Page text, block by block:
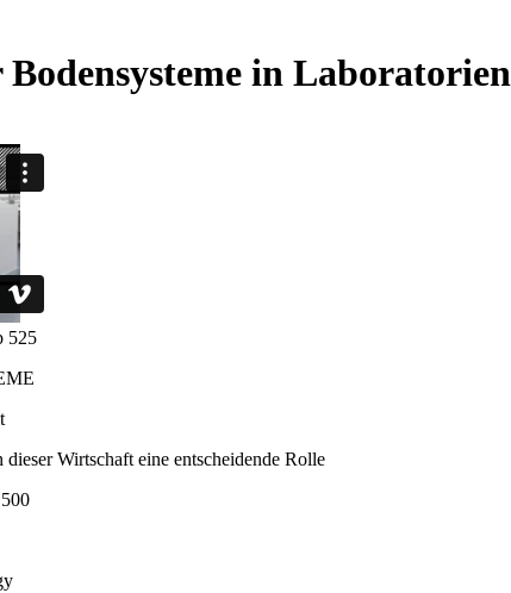
in Laboratorien
Wirtschaft eine entscheidende Rolle